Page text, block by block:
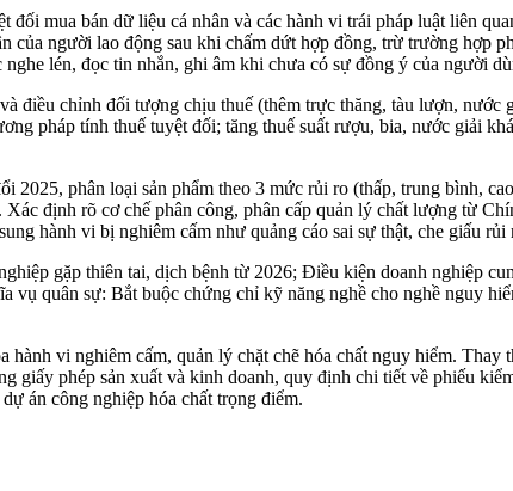
đối mua bán dữ liệu cá nhân và các hành vi trái pháp luật liên
của người lao động sau khi chấm dứt hợp đồng, trừ trường hợp
lén, đọc tin nhắn, ghi âm khi chưa có sự đồng ý của người
điều chỉnh đối tượng chịu thuế (thêm trực thăng, tàu lượn,
pháp tính thuế tuyệt đối; tăng thuế suất rượu, bia, nước giải
2025, phân loại sản phẩm theo 3 mức rủi ro (thấp, trung bình,
Xác định rõ cơ chế phân công, phân cấp quản lý chất lượng từ
hành vi bị nghiêm cấm như quảng cáo sai sự thật, che giấu
gặp thiên tai, dịch bệnh từ 2026; Điều kiện doanh nghiệp
vụ quân sự: Bắt buộc chứng chỉ kỹ năng nghề cho nghề nguy
vi nghiêm cấm, quản lý chặt chẽ hóa chất nguy hiểm.
giấy phép sản xuất và kinh doanh, quy định chi tiết về phiếu
án công nghiệp hóa chất trọng điểm.